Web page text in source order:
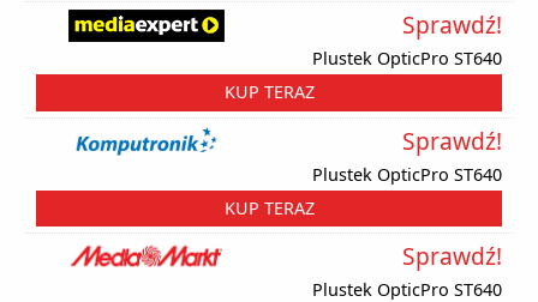
Plustek OpticPro ST640
Sprawdź!
KUP TERAZ
Plustek OpticPro ST640
Sprawdź!
KUP TERAZ
Plustek OpticPro ST640
Sprawdź!